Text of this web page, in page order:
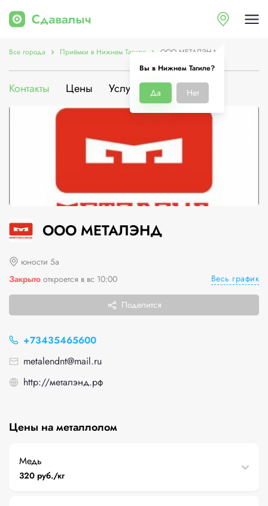
Вы в Нижнем Тагиле?
Да Нет
Все города Приёмки в Нижнем Тагиле ООО МЕТАЛЭНД
Контакты Цены Услуги О компании
ООО МЕТАЛЭНД
юности 5а
Закрыто откроется в вс 10:00 Весь график
Поделится
+73435465600
metalendnt@mail.ru
http://металэнд.рф
Цены на металлолом
Медь
320 руб./кг